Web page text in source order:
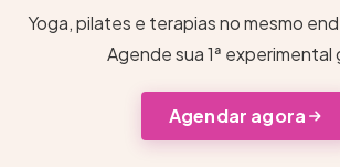
Yoga, pilates e terapias no mesmo
Agende sua 1ª experimental
Agendar agora